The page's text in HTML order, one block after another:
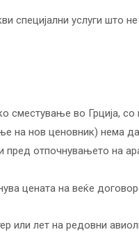
специјални услуги што
сместување во Грција,
на нов ценовник) нема
пред отпочнувањето на
цената на веќе
или лет на редовни